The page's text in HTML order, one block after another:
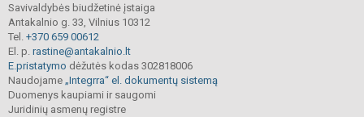
Savivaldybės biudžetinė įstaiga
Antakalnio g. 33, Vilnius 10312
Tel. +370 659 00612
El. p. rastine@antakalnio.lt
E.pristatymo dėžutės kodas 302818006
Naudojame „Integrra“ el. dokumentų sistemą
Duomenys kaupiami ir saugomi
Juridinių asmenų registre